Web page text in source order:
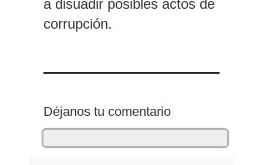
a disuadir posibles actos de
corrupción.
Déjanos tu comentario